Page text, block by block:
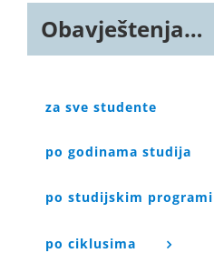
Obavještenja…
za sve studente
po godinama studija
po studijskim
po ciklusima